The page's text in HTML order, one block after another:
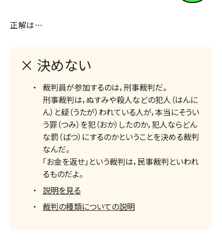
正解は…
× 決めない
裁判員が参加するのは，刑事裁判だ。
刑事裁判は，ぬすみや殺人などの犯人（はんに
ん）と疑（うたが）われている人が，本当にそうい
う罪（つみ）を犯（おか）したのか，犯人ならどん
な罰（ばつ）にするのかということを決める裁判
なんだ。
「お金を返せ」という裁判は，民事裁判といわれ
るものだよ。
説明を見る
裁判の種類についての説明